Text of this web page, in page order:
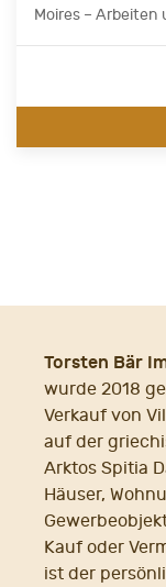
Moires – Arbeiten
Torsten Bär
wurde 2018
Verkauf von
auf der
Arktos Spitia
Häuser,
Kauf oder
ist der